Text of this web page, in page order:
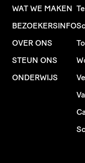
WAT WE MAKEN
BEZOEKERSINFO
OVER ONS
STEUN ONS
ONDERWIJS